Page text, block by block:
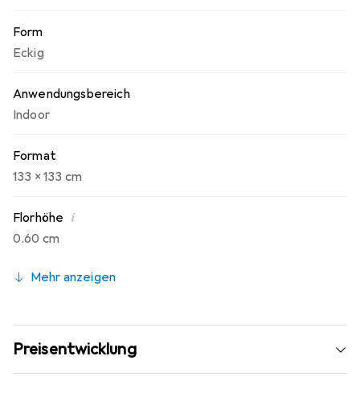
Form
Eckig
Anwendungsbereich
Indoor
Format
133 x 133 cm
Florhöhe i
0.60 cm
Mehr anzeigen
Preisentwicklung